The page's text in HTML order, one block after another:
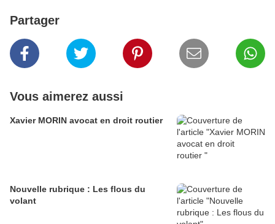
Partager
Vous aimerez aussi
Xavier MORIN avocat en droit routier
Nouvelle rubrique : Les flous du
volant